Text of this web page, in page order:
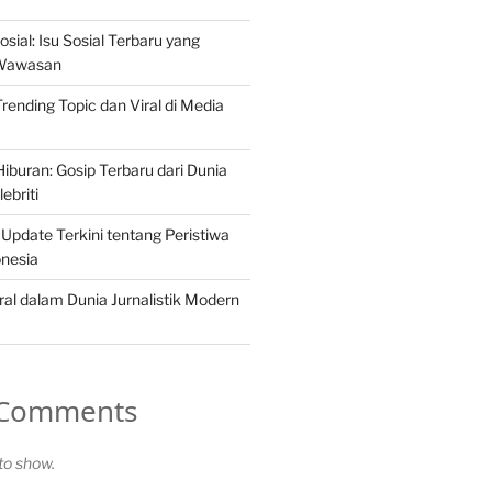
Isu Sosial Terbaru yang
Topic dan Viral di Media
Gosip Terbaru dari Dunia
Terkini tentang Peristiwa
dalam Dunia Jurnalistik Modern
show.